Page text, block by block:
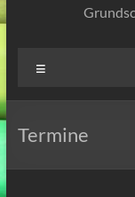
Termine